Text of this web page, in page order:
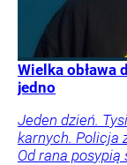
Wielka obława
jedno
Jeden dzień.
karnych. Policja
Od rana posypią